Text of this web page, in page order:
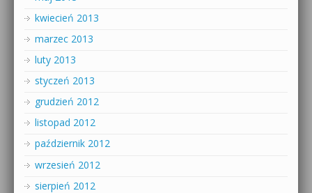
kwiecień 2013
marzec 2013
luty 2013
styczeń 2013
grudzień 2012
listopad 2012
październik 2012
wrzesień 2012
sierpień 2012